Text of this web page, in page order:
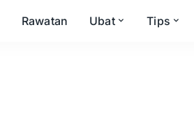
Rawatan Ubat Tips